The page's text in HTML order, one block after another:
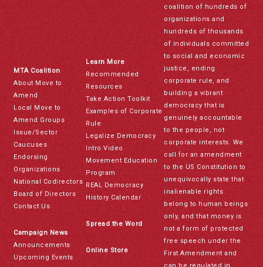
MTA Coalition
About Move to
Amend
Local Move to
Amend Groups
Issue/Sector
Caucuses
Endorsing
Organizations
National Codirectors
Board of Directors
Contact Us
Campaign News
Announcements
Upcoming Events
Learn More
Recommended
Resources
Take Action Toolkit
Examples of Corporate
Rule
Legalize Democracy
Intro Video
Movement Education
Program
REAL Democracy
History Calendar
Spread the Word
Online Store
coalition of hundreds of
organizations and
hundreds of thousands
of individuals committed
to social and economic
justice, ending
corporate rule, and
building a vibrant
democracy that is
genuinely accountable
to the people, not
corporate interests. We
call for an amendment
to the US Constitution to
unequivocally state that
inalienable rights
belong to human beings
only, and that money is
not a form of protected
free speech under the
First Amendment and
can be regulated in